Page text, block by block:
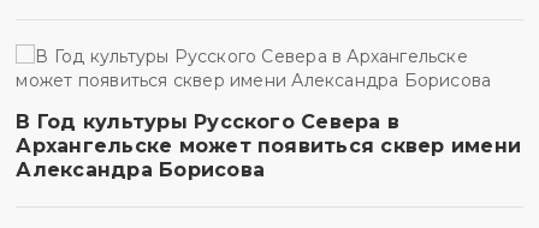
В Год культуры Русского Севера в
Архангельске может появиться сквер имени
Александра Борисова